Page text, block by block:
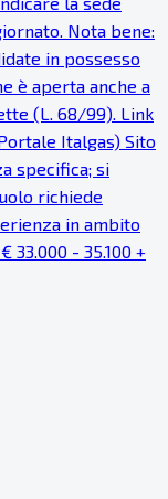
Nota bene:
in possesso
è aperta anche a
(L. 68/99). Link
Italgas) Sito
specifica; si
richiede
in ambito
33.000 - 35.100 +